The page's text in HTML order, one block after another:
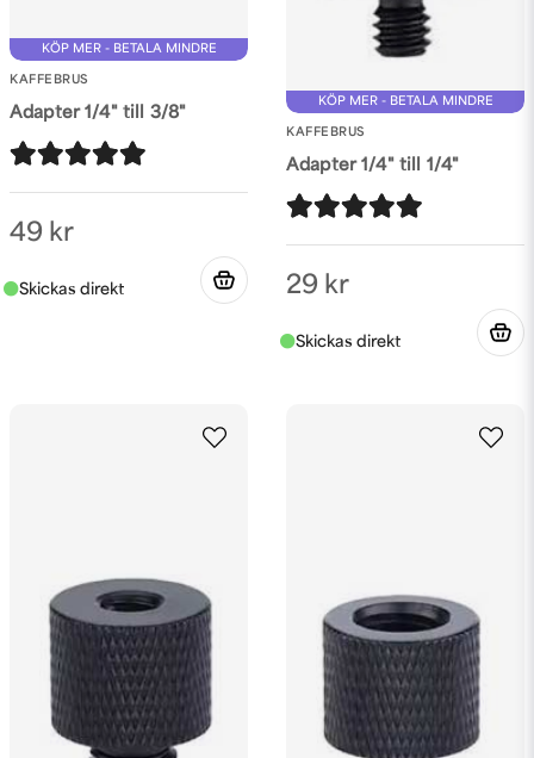
KÖP MER - BETALA MINDRE
KAFFEBRUS
Adapter 1/4" till 3/8"
49 kr
KÖP MER - BETALA MINDRE
KAFFEBRUS
Adapter 1/4" till 1/4"
29 kr